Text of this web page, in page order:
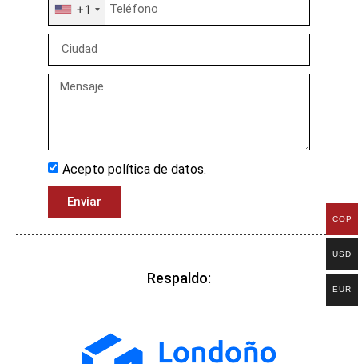
+1
Acepto política de datos.
Enviar
Respaldo:
COP
USD
EUR